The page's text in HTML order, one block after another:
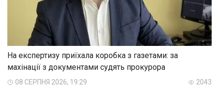
На експертизу приїхала коробка з газетами: за
махінації з документами судять прокурора
08 СЕРПНЯ 2026, 19:29 2043